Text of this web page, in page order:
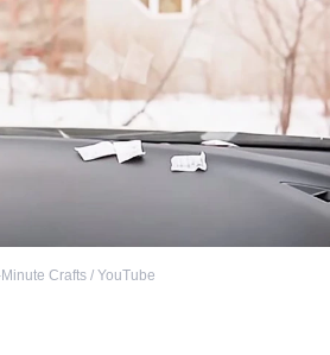
Crafts / YouTube